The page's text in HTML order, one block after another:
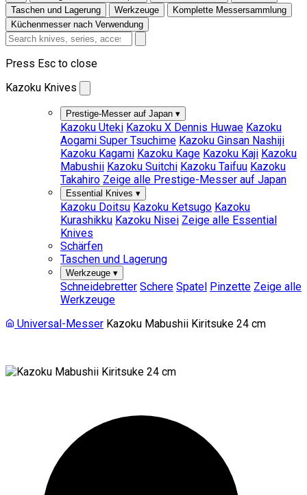
Taschen und Lagerung
Werkzeuge
Komplette Messersammlung
Küchenmesser nach Verwendung
Press Esc to close
Kazoku Knives
Prestige-Messer auf Japan ▾
Kazoku Uteki Kazoku X Dennis Huwae Kazoku
Aogami Super Tsuchime Kazoku Ginsan Nashiji
Kazoku Kagami Kazoku Kage Kazoku Kaji Kazoku
Mabushii Kazoku Suitchi Kazoku Taifuu Kazoku
Takahiro Zeige alle Prestige-Messer auf Japan
Essential Knives ▾
Kazoku Doitsu Kazoku Ketsugo Kazoku
Kurashikku Kazoku Nisei Zeige alle Essential
Knives
Schärfen
Taschen und Lagerung
Werkzeuge ▾
Schneidebretter Schere Spatel Pinzette Zeige alle
Werkzeuge
Universal-Messer Kazoku Mabushii Kiritsuke 24 cm